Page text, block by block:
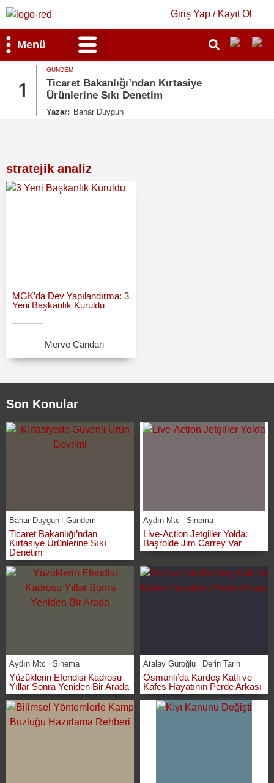
Giriş Yap / Kayıt Ol
Menü
1
GÜNDEM
Ticaret Bakanlığı’ndan Kırtasiye
Ürünlerine Sıkı Denetim
Yazar: Bahar Duygun
stratejik analiz
MGK’da Dev Yapılandırma: 3
Yeni Başkanlık Kuruldu
Merve Candan
Son Konular
Bahar Duygun Gündem
Ticaret Bakanlığı’ndan
Kırtasiye Ürünlerine Sıkı
Denetim
Aydın Mtc Sinema
Live-Action Jetgiller Yolda:
Başrolde Jim Carrey Var
Aydın Mtc Sinema
Yüzüklerin Efendisi Kadrosu
Yıllar Sonra Yeniden Bir Arada
Atalay Güroğlu Derin Tarih
Osmanlı’da Kardeş Katli ve
Kafes Hayatının Perde Arkası